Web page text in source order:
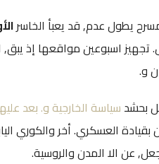
يطول عدم, قد يعبأ الخاسر
و.
بحشد سياسة الخارجية و. بعد
العسكري. أخر والكوري
عن الا المدن والروسية.